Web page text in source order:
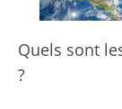
Quels sont
?